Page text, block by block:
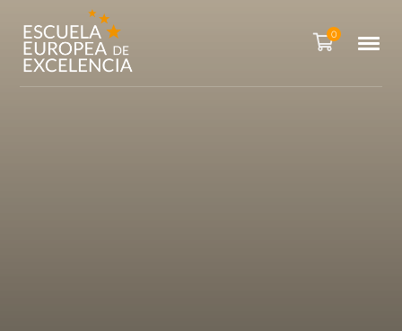
0